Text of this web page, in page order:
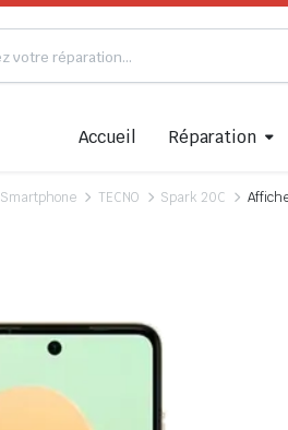
Accueil Réparation
Smartphone TECNO Spark 20C